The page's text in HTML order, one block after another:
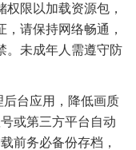
限以加载资源包，
请保持网络畅通，
。未成年人需遵守防
台应用，降低画质
或第三方平台自动
前务必备份存档，